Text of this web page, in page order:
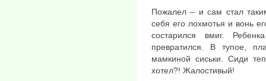
Пожалел – и сам стал
себя его лохмотья и вонь
состарился вмиг.
превратился. В тупое,
мамкиной сиськи. Сиди
хотел?! Жалостивый!